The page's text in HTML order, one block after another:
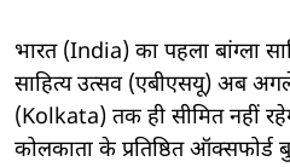
भारत (India) का पहला बांग्ला
साहित्य उत्सव (एबीएसयू) अब
(Kolkata) तक ही सीमित नहीं
कोलकाता के प्रतिष्ठित